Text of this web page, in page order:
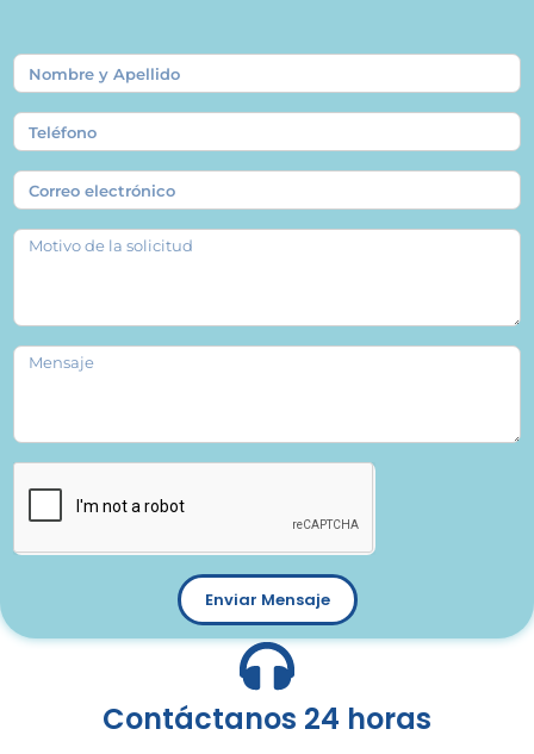
Enviar Mensaje
Contáctanos 24 horas